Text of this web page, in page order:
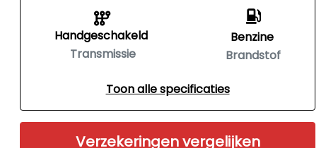
Handgeschakeld
Transmissie
Benzine
Brandstof
Toon alle specificaties
Verzekeringen vergelijken